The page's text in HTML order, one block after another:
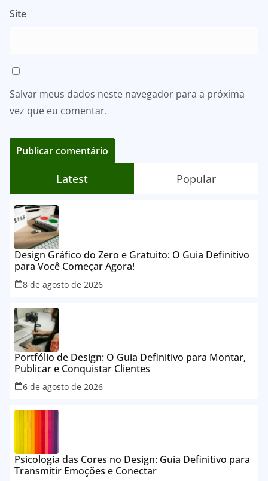
Site
Salvar meus dados neste navegador para a próxima
vez que eu comentar.
Latest Popular
Design Gráfico do Zero e Gratuito: O Guia Definitivo
para Você Começar Agora!
8 de agosto de 2026
Portfólio de Design: O Guia Definitivo para Montar,
Publicar e Conquistar Clientes
6 de agosto de 2026
Psicologia das Cores no Design: Guia Definitivo para
Transmitir Emoções e Conectar